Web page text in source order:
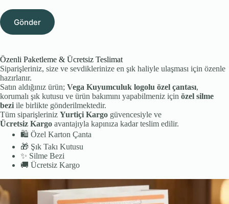
Gönder
Özenli Paketleme & Ücretsiz Teslimat
Siparişleriniz, size ve sevdiklerinize en şık haliyle ulaşması için özenle
hazırlanır.
Satın aldığınız ürün; Vega Kuyumculuk logolu özel çantası,
korumalı şık kutusu ve ürün bakımını yapabilmeniz için özel silme
bezi ile birlikte gönderilmektedir.
Tüm siparişleriniz Yurtiçi Kargo güvencesiyle ve
Ücretsiz Kargo avantajıyla kapınıza kadar teslim edilir.
🛍️ Özel Karton Çanta
🎁 Şık Takı Kutusu
✨ Silme Bezi
🚚 Ücretsiz Kargo